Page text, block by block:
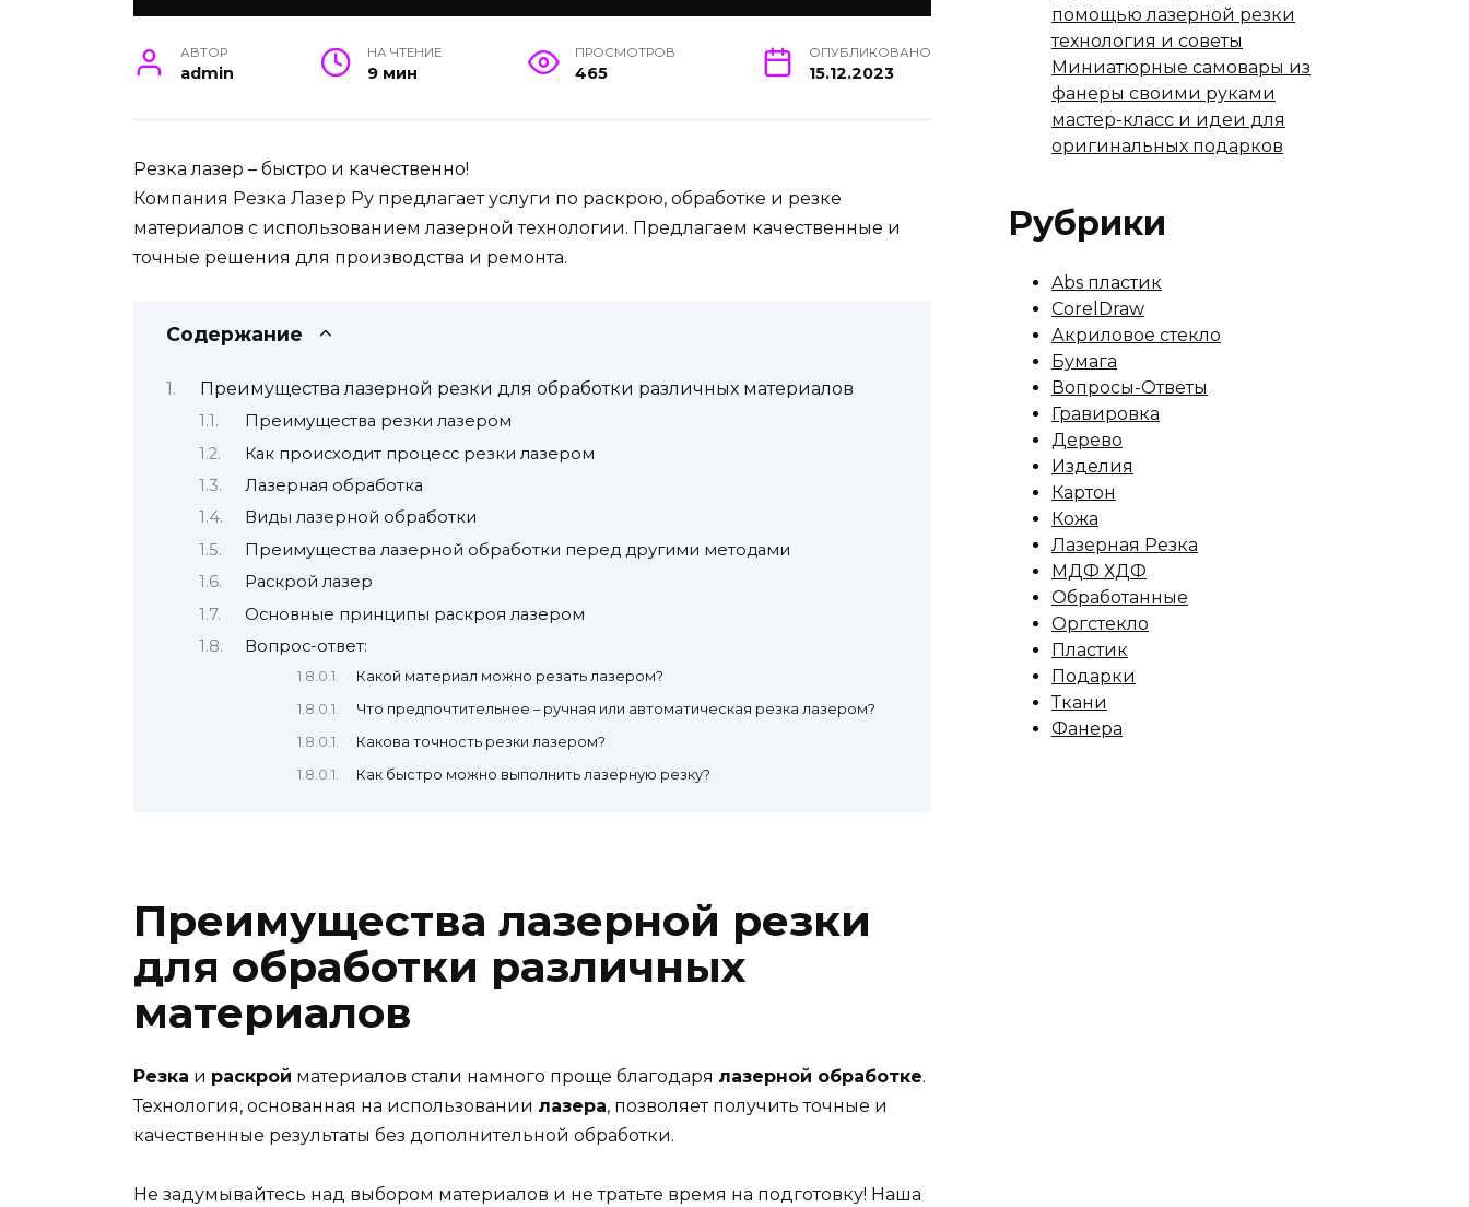
АВТОР
admin
НА ЧТЕНИЕ
9 мин
ПРОСМОТРОВ
465
ОПУБЛИКОВАНО
15.12.2023
Резка лазер – быстро и качественно!
Компания Резка Лазер Ру предлагает услуги по раскрою, обработке и резке
материалов с использованием лазерной технологии. Предлагаем качественные и
точные решения для производства и ремонта.
Содержание
Преимущества лазерной резки для обработки различных материалов
Преимущества резки лазером
Как происходит процесс резки лазером
Лазерная обработка
Виды лазерной обработки
Преимущества лазерной обработки перед другими методами
Раскрой лазер
Основные принципы раскроя лазером
Вопрос-ответ:
Какой материал можно резать лазером?
Что предпочтительнее – ручная или автоматическая резка лазером?
Какова точность резки лазером?
Как быстро можно выполнить лазерную резку?
Преимущества лазерной резки
для обработки различных
материалов
Резка и раскрой материалов стали намного проще благодаря лазерной обработке.
Технология, основанная на использовании лазера, позволяет получить точные и
качественные результаты без дополнительной обработки.
Не задумывайтесь над выбором материалов и не тратьте время на подготовку! Наша
помощью лазерной резки
технология и советы
Миниатюрные самовары из
фанеры своими руками
мастер-класс и идеи для
оригинальных подарков
Рубрики
Abs пластик
CorelDraw
Акриловое стекло
Бумага
Вопросы-Ответы
Гравировка
Дерево
Изделия
Картон
Кожа
Лазерная Резка
МДФ ХДФ
Обработанные
Оргстекло
Пластик
Подарки
Ткани
Фанера